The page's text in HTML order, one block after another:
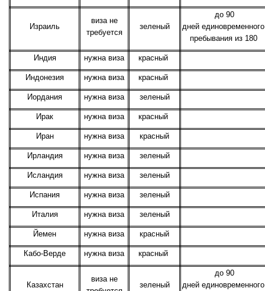
Израиль
виза не
требуется
зеленый
до 90
дней единовременного
пребывания из 180
Индия нужна виза красный
Индонезия нужна виза красный
Иордания нужна виза зеленый
Ирак нужна виза красный
Иран нужна виза красный
Ирландия нужна виза зеленый
Исландия нужна виза зеленый
Испания нужна виза зеленый
Италия нужна виза зеленый
Йемен нужна виза красный
Кабо-Верде нужна виза красный
Казахстан
виза не
зеленый
до 90
дней единовременного